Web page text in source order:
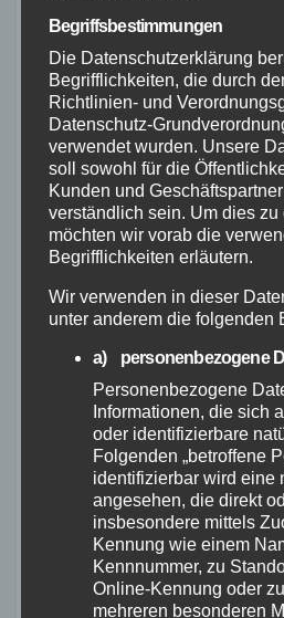
Bewertungen erhalten.
Die Qualität der Böttcher
den Kunden besonders
dass die Fahrräder gut
eine hohe Zuverlässigkeit
Fahrräder überzeugen
wichtiges Kaufkriterium
Außerdem berichten viele
hohen Komfort beim Fahren
Fahrräder. Das Fahrgefühl
und die Fahrräder als
beschrieben. Dies
ohne größere Beschwerden.
Ein weiterer positiver
Kundenrezensionen
Begriffsbestimmungen
Die Datenschutzerklärung
Begrifflichkeiten, die durch
Richtlinien- und
Datenschutz-
verwendet wurden. Unsere
soll sowohl für die
Kunden und
verständlich sein. Um dies zu
möchten wir vorab die
Begrifflichkeiten erläutern.
Wir verwenden in dieser
unter anderem die folgenden
a) personenbezogene
Personenbezogene
Informationen, die sich
oder identifizierbare
Folgenden „betroffene
identifizierbar wird eine
angesehen, die direkt
insbesondere mittels
Kennung wie einem
Kennnummer, zu
Online-Kennung oder
mehreren besonderen